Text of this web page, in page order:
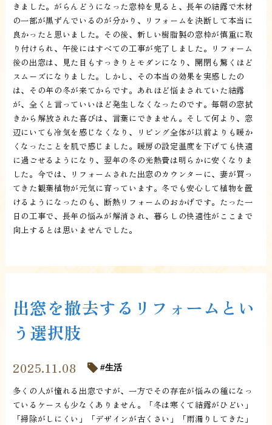
きました。がらんどうになった窓枠を見ると、長年の結露で木材
の一部が黒ずんでいるのが分かり、リフォームを決断して本当に
良かったと思いました。その後、新しい樹脂製の窓枠が慎重に取
り付けられ、午後にはすべての工事が完了しました。リフォーム
後の出窓は、見た目もすっきりとモダンになり、開閉も驚くほど
スムーズになりました。しかし、その本当の効果を実感したの
は、その年の冬が来てからです。あれほど悩まされていた結露
が、全くと言っていいほど発生しなくなったのです。毎朝の窓拭
きから解放された喜びは、言葉にできません。そして何より、窓
辺にいても冷気を感じなくなり、リビング全体が以前よりも暖か
くなったことを肌で感じました。暖房の設定温度を下げても快適
に過ごせるようになり、翌年の冬の光熱費は明らかに安くなりま
した。今では、リフォームされた出窓のカウンターに、妻が買っ
てきた観葉植物が元気に育っています。冬でも安心して植物を置
けるようになったのも、断熱リフォームのおかげです。たった一
日の工事で、長年の悩みが解消され、暮らしの快適性がここまで
向上するとは思いませんでした。
出窓を撤去するリフォームとい
う選択肢
2025.11.08 生活
多くの人が憧れる出窓ですが、一方でその存在が悩みの種になっ
ているケースも少なくありません。「冬は寒くて結露がひどい」
「掃除がしにくい」「デザインが古くさい」「雨漏りしてきた」